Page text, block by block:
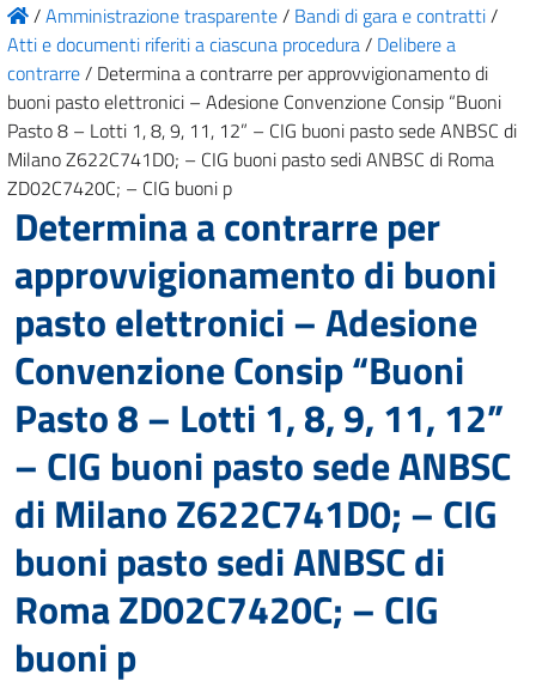
/Amministrazione trasparente/ Bandi di gara e contratti/
Atti e documenti riferiti a ciascuna procedura/ Delibere a
contrarre/ Determina a contrarre per approvvigionamento di
buoni pasto elettronici – Adesione Convenzione Consip “Buoni
Pasto 8 – Lotti 1, 8, 9, 11, 12” – CIG buoni pasto sede ANBSC di
Milano Z622C741D0; – CIG buoni pasto sedi ANBSC di Roma
ZD02C7420C; – CIG buoni p
Determina a contrarre per
approvvigionamento di buoni
pasto elettronici – Adesione
Convenzione Consip “Buoni
Pasto 8 – Lotti 1, 8, 9, 11, 12”
– CIG buoni pasto sede ANBSC
di Milano Z622C741D0; – CIG
buoni pasto sedi ANBSC di
Roma ZD02C7420C; – CIG
buoni p